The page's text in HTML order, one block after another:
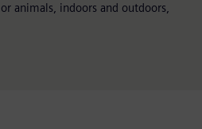
animals, indoors and outdoors,